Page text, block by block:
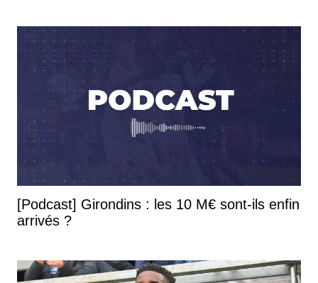
[Podcast] Girondins : les 10 M€ sont-ils enfin
arrivés ?